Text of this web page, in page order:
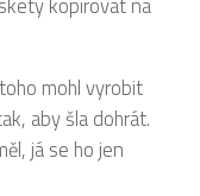
mohl vyrobit
aby šla dohrát.
já se ho jen